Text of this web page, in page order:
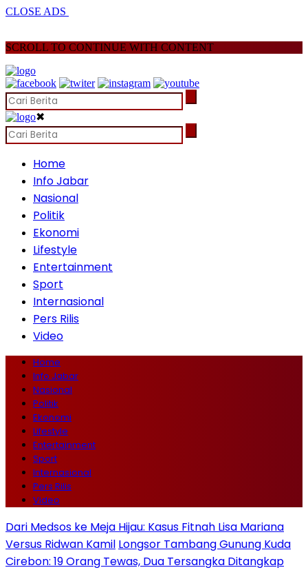
CLOSE ADS
SCROLL TO CONTINUE WITH CONTENT
✖
Home
Info Jabar
Nasional
Politik
Ekonomi
Lifestyle
Entertainment
Sport
Internasional
Pers Rilis
Video
Home
Info Jabar
Nasional
Politik
Ekonomi
Lifestyle
Entertainment
Sport
Internasional
Pers Rilis
Video
Dari Medsos ke Meja Hijau: Kasus Fitnah Lisa Mariana
Versus Ridwan Kamil Longsor Tambang Gunung Kuda
Cirebon: 19 Orang Tewas, Dua Tersangka Ditangkap